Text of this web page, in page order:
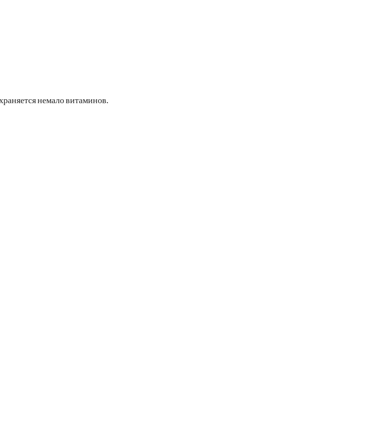
немало витаминов.